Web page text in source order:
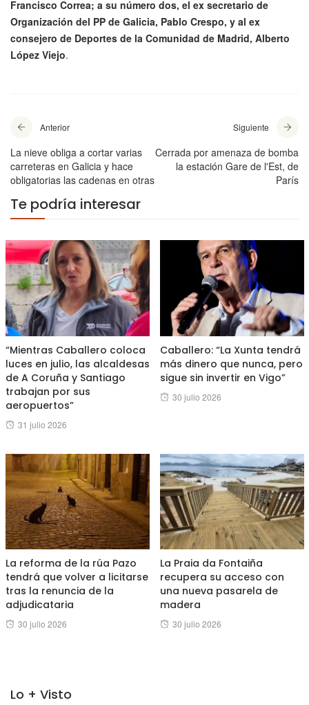
Francisco Correa; a su número dos, el ex secretario de
Organización del PP de Galicia, Pablo Crespo, y al ex
consejero de Deportes de la Comunidad de Madrid, Alberto
López Viejo.
Anterior
La nieve obliga a cortar varias
carreteras en Galicia y hace
obligatorias las cadenas en otras
Siguiente
Cerrada por amenaza de bomba
la estación Gare de l'Est, de
París
Te podría interesar
“Mientras Caballero coloca
luces en julio, las alcaldesas
de A Coruña y Santiago
trabajan por sus
aeropuertos”
Posted
31 julio 2026
Caballero: “La Xunta tendrá
más dinero que nunca, pero
sigue sin invertir en Vigo”
Posted
30 julio 2026
La reforma de la rúa Pazo
tendrá que volver a licitarse
tras la renuncia de la
adjudicataria
Posted
30 julio 2026
La Praia da Fontaiña
recupera su acceso con
una nueva pasarela de
madera
Posted
30 julio 2026
Lo + Visto